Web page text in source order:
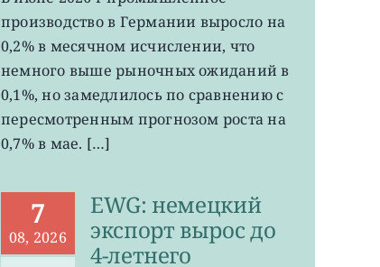
рост
промпроизводства
Германии
до
0,2%
производство в Германии выросло на
0,2% в месячном исчислении, что
немного выше рыночных ожиданий в
0,1%, но замедлилось по сравнению с
пересмотренным прогнозом роста на
0,7% в мае. […]
7
08, 2026
EWG: немецкий
экспорт вырос до
4-летнего